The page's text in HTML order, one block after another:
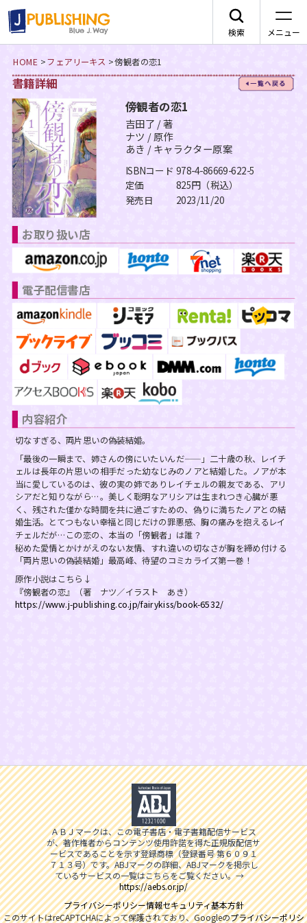
検索 メニュー
JA
レーベルから探す
arca comics
G-Lish
カクテルキス文庫
スフレコミックス
ロイヤルキス＆チュールキス
ピュールコミックス
フェアリーキス
Miacomics
BLUEMOON Novels
ペタル
ジャンルから探す
BLコミック
TLコミック
BLノベル
TLノベル
少女コミック
ライトノベル
全作品ジャンル一覧へ
メニュー
ニュース
作品一覧
会社情報一覧
会社概要
採用情報
募集情報
PurComics募集情報
書店様向け試し読み・POPダウンロード
ご感想・お問合わせ
HOME >フェアリーキス >傍観者の恋1
書籍詳細
傍観者の恋1
吉田了 / 著
ナツ / 原作
あき / キャラクター原案
ISBNコード 978-4-86669-622-5
定価
825円（税込）
発売日
2023/11/20
お取り扱い店
電子配信書店
内容紹介
切なすぎる、両片思いの偽装結婚。
「最後の一瞬まで、姉さんの傍にいたいんだ——」二十歳の秋、レイチ
ェルは長年の片思いの相手だった幼なじみのノアと結婚した。ノアが本
当に愛しているのは、彼の実の姉でありレイチェルの親友である、アリ
シアだと知りながら…。美しく聡明なアリシアは生まれつき心臓が悪
く、残された僅かな時間を共に過ごすための、偽りに満ちたノアとの結
婚生活。とてつもない幸福と同じだけの罪悪感、胸の痛みを抱えるレイ
チェルだが…この恋の、本当の「傍観者」は誰？
秘めた愛情とかけがえのない友情、すれ違いの切なさが胸を締め付ける
「両片思いの偽装結婚」最高峰、待望のコミカライズ第一巻！
原作小説はこちら↓
『傍観者の恋』（著 ナツ／イラスト あき）
https://www.j-publishing.co.jp/fairykiss/book-6532/
ＡＢＪマークは、この電子書店・電子書籍配信サービス
が、著作権者からコンテンツ使用許諾を得た正規版配信サ
ービスであることを示す登録商標（登録番号 第６０９１
７１３号）です。ABJマークの詳細、ABJマークを掲示し
ているサービスの一覧はこちらをご覧ください。→
https://aebs.or.jp/
プライバシーポリシー情報セキュリティ基本方針
このサイトはreCAPTCHAによって保護されており、Googleのプライバシーポリシ